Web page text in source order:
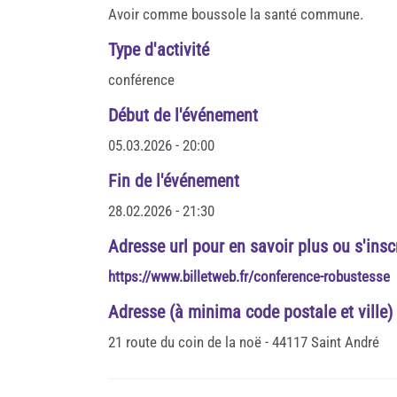
Avoir comme boussole la santé commune.
Type d'activité
conférence
Début de l'événement
05.03.2026 - 20:00
Fin de l'événement
28.02.2026 - 21:30
Adresse url pour en savoir plus ou
https://www.billetweb.fr/conference-robustesse
Adresse (à minima code postale et ville)
21 route du coin de la noë - 44117 Saint André